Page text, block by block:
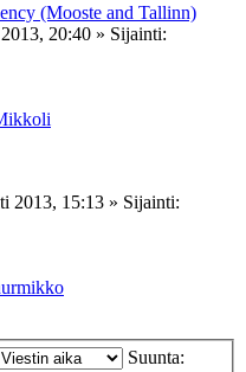
(Mooste and Tallinn)
20:40 » Sijainti:
2013, 15:13 » Sijainti:
Suunta: